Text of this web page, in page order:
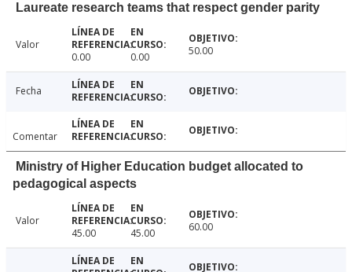
Laureate research teams that respect gender parity
Valor
0.00
0.00 50.00
Fecha
Comentar
Ministry of Higher Education budget allocated to
pedagogical aspects
Valor
45.00
45.00 60.00